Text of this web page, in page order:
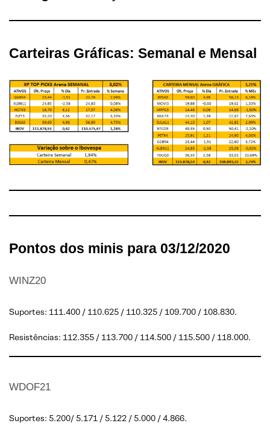
Carteiras Gráficas: Semanal e Mensal
Pontos dos minis para 03/12/2020
WINZ20
Suportes: 111.400 / 110.625 / 110.325 / 109.700 / 108.830.
Resistências: 112.355 / 113.700 / 114.500 / 115.500 / 118.000.
WDOF21
Suportes: 5.200/ 5.171 / 5.122 / 5.000 / 4.866.